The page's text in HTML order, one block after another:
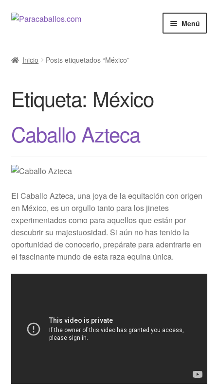
Ir
navegación
Ir
Menú
Salud
Anunciar
Venta de Caballos
Inicio Posts etiquetados “México”
Etiqueta: México
Caballo Azteca
El Caballo Azteca, una joya de la equitación con origen
en México, es un orgullo tanto para los jinetes
experimentados como para aquellos que están por
descubrir su majestuosidad. Si aún no has tenido la
oportunidad de conocerlo, prepárate para adentrarte en
el fascinante mundo de esta raza equina única.